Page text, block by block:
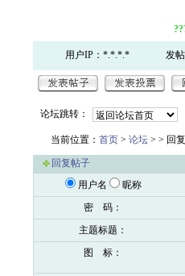
用户IP：*.*.*.* 发
论坛跳转：
当前位置： 首页 > 论坛 > > 回
回复帖子
用户名
昵称
密 码：
主题标题：
图 标：